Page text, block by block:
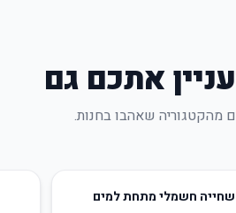
אתכם גם
מהקטגוריה שאהבו בחנות.
שחייה חשמלי מתחת למים